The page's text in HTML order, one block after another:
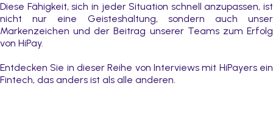
Diese Fähigkeit, sich in jeder Situation schnell anzupassen, ist
nicht nur eine Geisteshaltung, sondern auch unser
Markenzeichen und der Beitrag unserer Teams zum Erfolg
von HiPay.
Entdecken Sie in dieser Reihe von Interviews mit HiPayers ein
Fintech, das anders ist als alle anderen.